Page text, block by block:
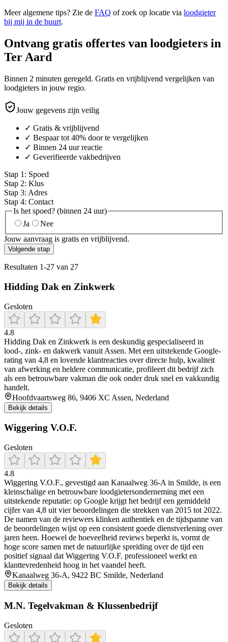
Meer algemene tips? Zie de FAQ of zoek op locatie via loodgieter
bij mij in de buurt.
Ontvang gratis offertes van loodgieters in
Ter Aard
Binnen 2 minuten geregeld. Gratis en vrijblijvend vergelijken van
loodgieters in jouw regio.
Jouw gegevens zijn veilig
✓ Gratis & vrijblijvend
✓ Bespaar tot 40% door te vergelijken
✓ Binnen 24 uur reactie
✓ Geverifieerde vakbedrijven
Stap 1 : Spoed
Stap 2: Klus
Stap 3: Adres
Stap 4: Contact
Is het spoed? (binnen 24 uur)
Ja
Nee
Jouw aanvraag is gratis en vrijblijvend.
Volgende stap
Resultaten 1-27 van 27
Hidding Dak en Zinkwerk
Gesloten
4.8
Hidding Dak en Zinkwerk is een deskundig gespecialiseerd in
lood-, zink- en dakwerk vanuit Assen. Met een uitstekende Google-
rating van 4,8 en lovende klantreacties over directe hulp, kwaliteit
van afwerking en heldere communicatie, profileert dit bedrijf zich
als een betrouwbare vakman die ook onder druk snel en vakkundig
handelt.
Hoofdvaartsweg 86, 9406 XC Assen, Nederland
Bekijk details
Wiggering V.O.F.
Gesloten
4.8
Wiggering V.O.F., gevestigd aan Kanaalweg 36‑A in Smilde, is een
kleinschalige en betrouwbare loodgietersonderneming met een
uitstekende reputatie: op Google krijgt het bedrijf een gemiddeld
cijfer van 4,8 uit vier beoordelingen die strekken van 2015 tot 2022.
De namen van de reviewers klinken authentiek en de tijdspanne van
de beoordelingen wijst op een consistent goede dienstverlening over
jaren heen. Hoewel de hoeveelheid reviews beperkt is, vormt de
hoge score samen met de natuurlijke spreiding over de tijd een
positief signaal dat Wiggering V.O.F. professioneel werkt en
klanttevredenheid hoog in het vaandel heeft.
Kanaalweg 36-A, 9422 BC Smilde, Nederland
Bekijk details
M.N. Tegelvakman & Klussenbedrijf
Gesloten